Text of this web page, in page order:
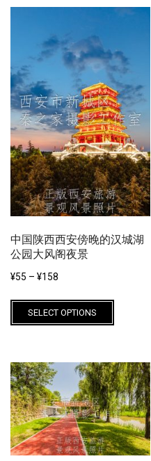
中国陕西西安傍晚的汉城湖
公园大风阁夜景
¥55 – ¥158
SELECT OPTIONS
This
variants.
The
options
may
be